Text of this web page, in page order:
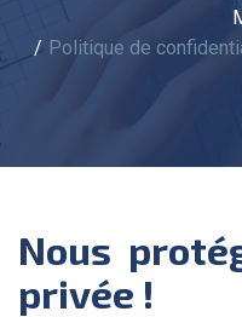
Politique de
Nous protégeons votre vie
privée !